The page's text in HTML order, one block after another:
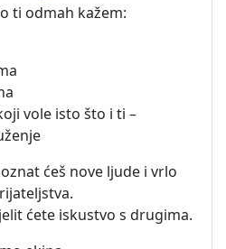
ti odmah kažem:
vole isto što i ti –
ćeš nove ljude i vrlo
ćete iskustvo s drugima.